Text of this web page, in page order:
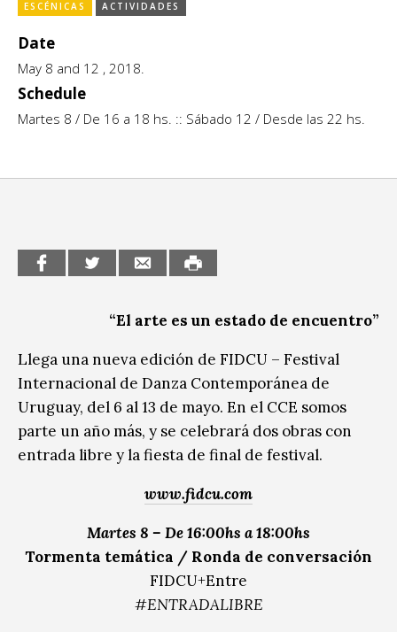
Espacio itinerante de lectura infantil
Exposiciones
Formación
Género y Diversidad
Música
ESCÉNICAS ACTIVIDADES
Date
May 8 and 12 , 2018.
Schedule
Martes 8 / De 16 a 18 hs. :: Sábado 12 / Desde las 22 hs.
“El arte es un estado de encuentro”
Llega una nueva edición de FIDCU – Festival
Internacional de Danza Contemporánea de
Uruguay, del 6 al 13 de mayo. En el CCE somos
parte un año más, y se celebrará dos obras con
entrada libre y la fiesta de final de festival.
www.fidcu.com
Martes 8 – De 16:00hs a 18:00hs
Tormenta temática / Ronda de conversación
FIDCU+Entre
#ENTRADALIBRE